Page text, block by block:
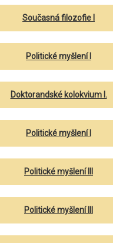
Současná filozofie I
Politické myšlení I
Doktorandské kolokvium I.
Politické myšlení I
Politické myšlení III
Politické myšlení III